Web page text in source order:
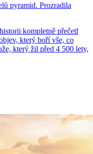
pyramid. Prozradila
kompletně přečetl
který boří vše, co
který žil před 4 500 lety,